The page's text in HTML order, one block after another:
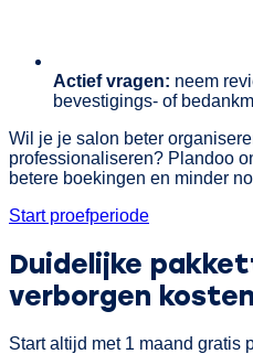
Actief vragen: neem
bevestigings- of
Wil je je salon beter
professionaliseren? Plandoo
betere boekingen en minder
Start proefperiode
Duidelijke
verborgen kosten
Start altijd met 1 maand gratis